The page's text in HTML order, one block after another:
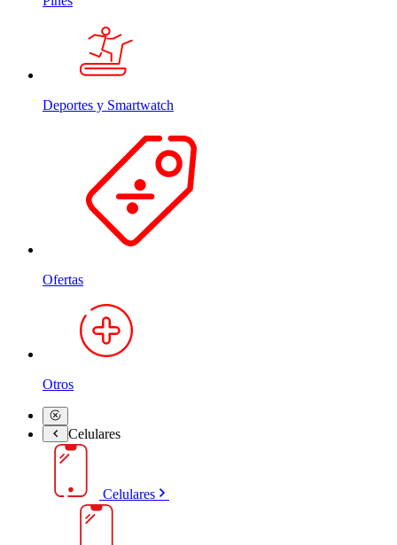
Deportes y Smartwatch
Ofertas
Otros
Celulares
Celulares